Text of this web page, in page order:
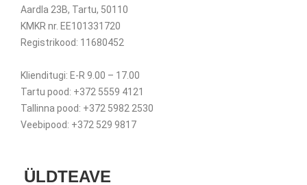
Aardla 23B, Tartu, 50110
KMKR nr. EE101331720
Registrikood: 11680452
Klienditugi: E-R 9.00 – 17.00
Tartu pood: +372 5559 4121
Tallinna pood: +372 5982 2530
Veebipood: +372 529 9817
ÜLDTEAVE